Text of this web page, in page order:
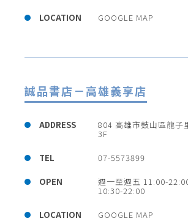
LOCATION GOOGLE MAP
誠品書店－高雄義享店
ADDRESS 804 高雄市鼓山區龍子
3F
TEL 07-5573899
OPEN 週一至週五 11:00-
10:30-22:00
LOCATION GOOGLE MAP